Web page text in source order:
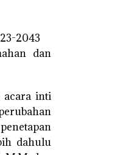
2043
dan
acara inti
dahulu